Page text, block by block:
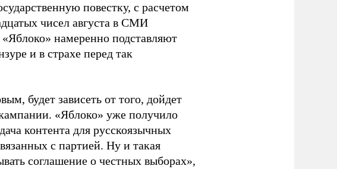
повестку, с расчетом
чисел августа в СМИ
намеренно подставляют
и в страхе перед так
будет зависеть от того, дойдет
«Яблоко» уже получило
контента для русскоязычных
с партией. Ну и такая
соглашение о честных выборах»,